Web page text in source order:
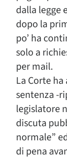
dalla legge
dopo la
po’ ha
solo a
per mail.
La Corte
sentenza -
legislatore
discuta
normale”
di pena